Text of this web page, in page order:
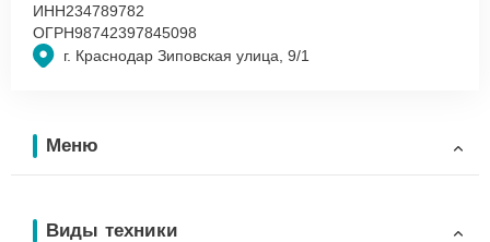
г. Краснодар Зиповская улица, 9/1
ИНН234789782
ОГРН98742397845098
Меню
Виды техники